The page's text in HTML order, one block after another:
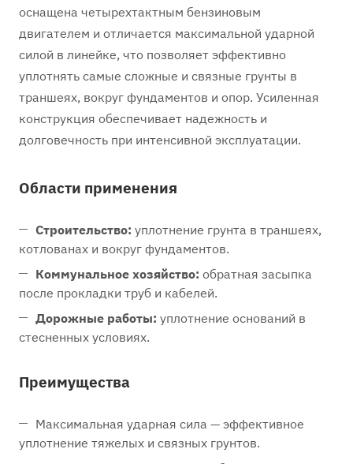
оснащена четырехтактным бензиновым
двигателем и отличается максимальной ударной
силой в линейке, что позволяет эффективно
уплотнять самые сложные и связные грунты в
траншеях, вокруг фундаментов и опор. Усиленная
конструкция обеспечивает надежность и
долговечность при интенсивной эксплуатации.
Области применения
Строительство: уплотнение грунта в траншеях,
котлованах и вокруг фундаментов.
Коммунальное хозяйство: обратная засыпка
после прокладки труб и кабелей.
Дорожные работы: уплотнение оснований в
стесненных условиях.
Преимущества
Максимальная ударная сила — эффективное
уплотнение тяжелых и связных грунтов.